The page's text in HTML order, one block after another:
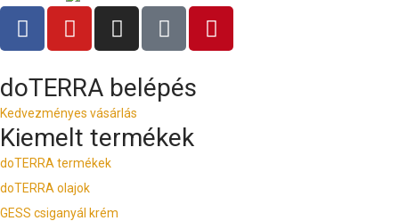
doTERRA belépés
Kedvezményes vásárlás
Kiemelt termékek
doTERRA termékek
doTERRA olajok
GESS csiganyál krém